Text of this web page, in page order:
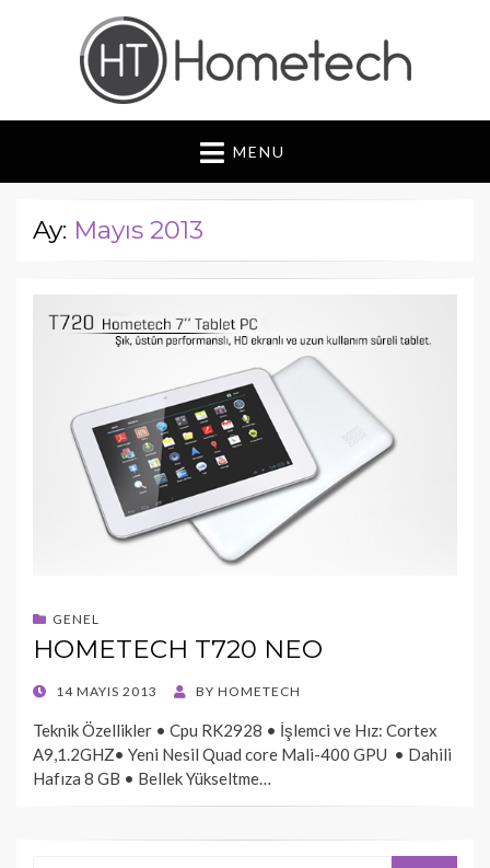
Hometech | Blog
"Daima yenilikçi, Daima güvenilir"
MENU
Ay: Mayıs 2013
GENEL
HOMETECH T720 NEO
POSTED
14 MAYIS 2013 BY HOMETECH
Teknik Özellikler • Cpu RK2928 • İşlemci ve Hız: Cortex
A9,1.2GHZ• Yeni Nesil Quad core Mali-400 GPU • Dahili
Hafıza 8 GB • Bellek Yükseltme…